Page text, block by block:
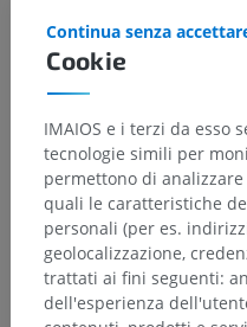
Cookie
Continua senza
IMAIOS e i terzi da esso
tecnologie simili per
permettono di
quali le caratteristiche
personali (per es.
geolocalizzazione,
trattati ai fini seguenti:
dell'esperienza